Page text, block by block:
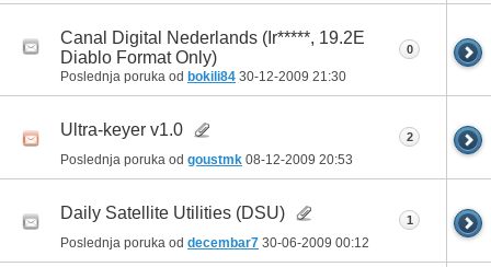
Canal Digital Nederlands (Ir*****, 19.2E
Diablo Format Only)
Poslednja poruka od bokili84 30-12-2009 21:30
0
Ultra-keyer v1.0
Poslednja poruka od goustmk 08-12-2009 20:53
2
Daily Satellite Utilities (DSU)
Poslednja poruka od decembar7 30-06-2009 00:12
1